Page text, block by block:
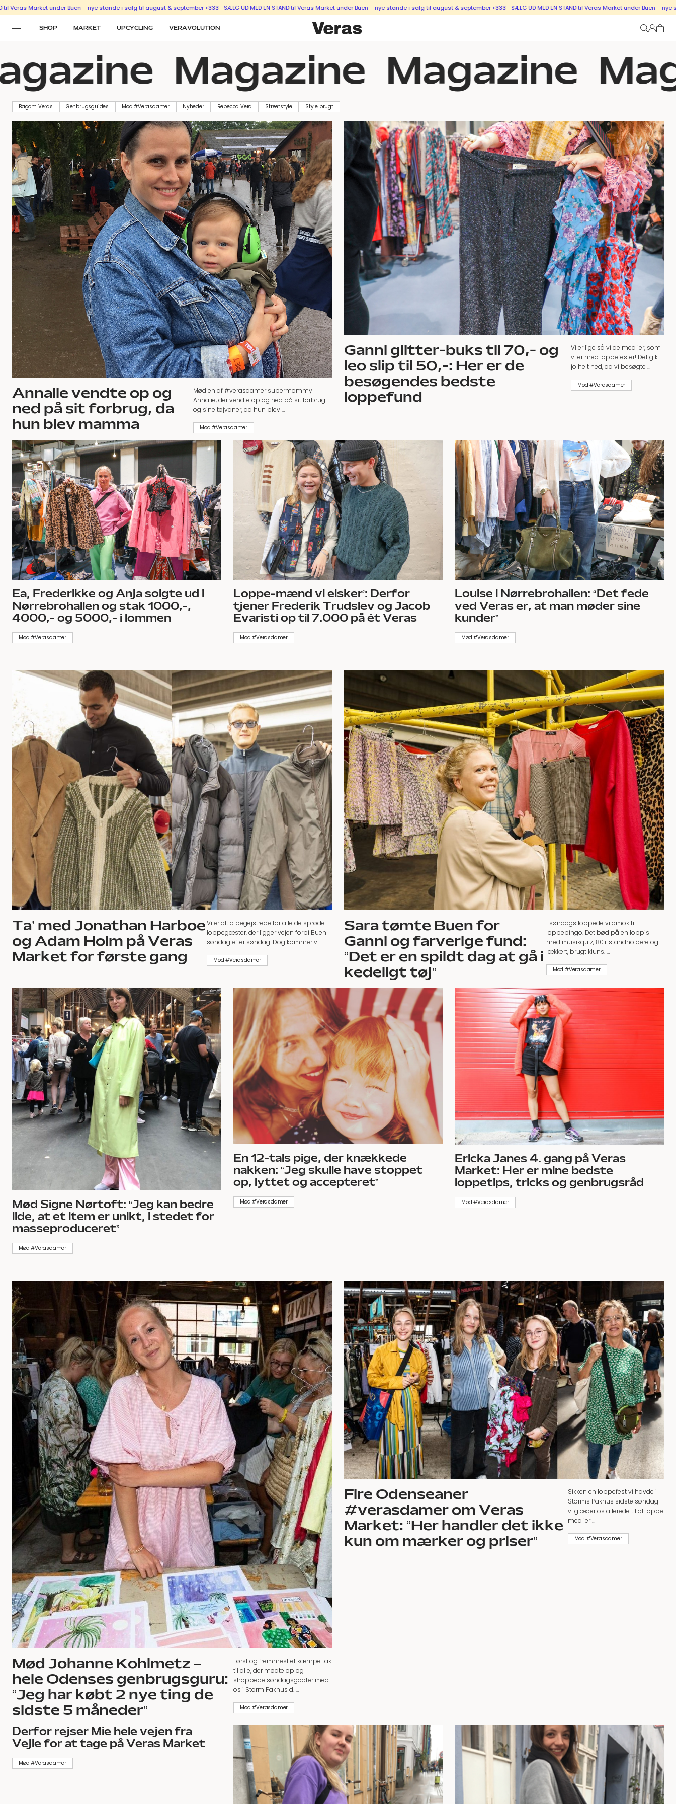
under Buen – nye stande i salg til august & september <333 SÆLG UD MED EN STAND til Veras Market under Buen – nye stande i salg til august & september <333 SÆLG UD MED EN STAND til Veras Market under Buen – nye stande i
SHOP MARKET UPCYCLING VERAVOLUTION
Magazine Magazine
Bagom Veras Genbrugsguides Mød #Verasdamer Nyheder Rebecca Vera Streetstyle Style brugt
Annalie vendte op og
ned på sit forbrug, da
hun blev mamma
Mød en af #verasdamer supermommy
Annalie, der vendte op og ned på sit forbrug-
og sine tøjvaner, da hun blev …
Mød #Verasdamer
Ganni glitter-buks til 70,- og
leo slip til 50,-: Her er de
besøgendes bedste
loppefund
Vi er lige så vilde med jer, som
vi er med loppefester! Det gik
jo helt ned, da vi besøgte …
Mød #Verasdamer
Ea, Frederikke og Anja solgte ud i
Nørrebrohallen og stak 1000,-,
4000,- og 5000,- i lommen
Mød #Verasdamer
Loppe-mænd vi elsker’: Derfor
tjener Frederik Trudslev og Jacob
Evaristi op til 7.000 på ét Veras
Mød #Verasdamer
Louise i Nørrebrohallen: “Det fede
ved Veras er, at man møder sine
kunder”
Mød #Verasdamer
Ta’ med Jonathan Harboe
og Adam Holm på Veras
Market for første gang
Vi er altid begejstrede for alle de sprøde
loppegæster, der ligger vejen forbi Buen
søndag efter søndag. Dog kommer vi …
Mød #Verasdamer
Sara tømte Buen for
Ganni og farverige fund:
“Det er en spildt dag at gå i
kedeligt tøj”
I søndags loppede vi amok til
loppebingo. Det bød på en loppis
med musikquiz, 80+ standholdere og
lækkert, brugt kluns. …
Mød #Verasdamer
Mød Signe Nørtoft: “Jeg kan bedre
lide, at et item er unikt, i stedet for
masseproduceret”
Mød #Verasdamer
En 12-tals pige, der knækkede
nakken: “Jeg skulle have stoppet
op, lyttet og accepteret”
Mød #Verasdamer
Ericka Janes 4. gang på Veras
Market: Her er mine bedste
loppetips, tricks og genbrugsråd
Mød #Verasdamer
Mød Johanne Kohlmetz –
hele Odenses genbrugsguru:
“Jeg har købt 2 nye ting de
sidste 5 måneder”
Først og fremmest et kæmpe tak
til alle, der mødte op og
shoppede søndagsgodter med
os i Storm Pakhus d. …
Mød #Verasdamer
Fire Odenseaner
#verasdamer om Veras
Market: “Her handler det ikke
kun om mærker og priser”
Sikken en loppefest vi havde i
Storms Pakhus sidste søndag –
vi glæder os allerede til at loppe
med jer …
Mød #Verasdamer
Derfor rejser Mie hele vejen fra
Vejle for at tage på Veras Market
Mød #Verasdamer